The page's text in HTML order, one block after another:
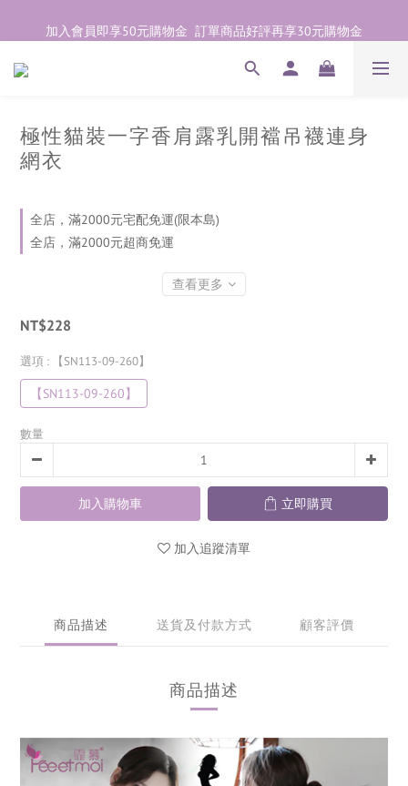
歡迎點右下紫色💬諮詢線上親密顧問
極性貓裝一字香肩露乳開襠吊襪連身
網衣
全店，滿2000元宅配免運(限本島)
全店，滿2000元超商免運
查看更多
NT$228
選項 : 【SN113-09-260】
【SN113-09-260】
數量
加入購物車 立即購買
加入追蹤清單
商品描述 送貨及付款方式 顧客評價
商品描述